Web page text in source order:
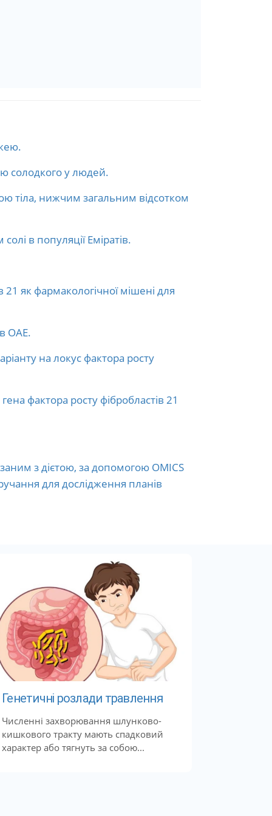
солодкого у людей.
тіла, нижчим загальним відсотком
в популяції Еміратів.
як фармакологічної мішені для
в ОАЕ.
на локус фактора росту
фактора росту фібробластів 21
з дієтою, за допомогою OMICS
для дослідження планів
Генетичні розлади травлення
Численні захворювання шлунково-
кишкового тракту мають спадковий
характер або тягнуть за собою...